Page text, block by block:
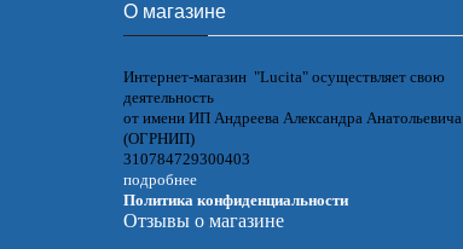
О магазине
Интернет-магазин "Lucita" осуществляет свою
деятельность
от имени ИП Андреева Александра Анатольевича
(ОГРНИП)
310784729300403
подробнее
Политика конфиденциальности
Отзывы о магазине